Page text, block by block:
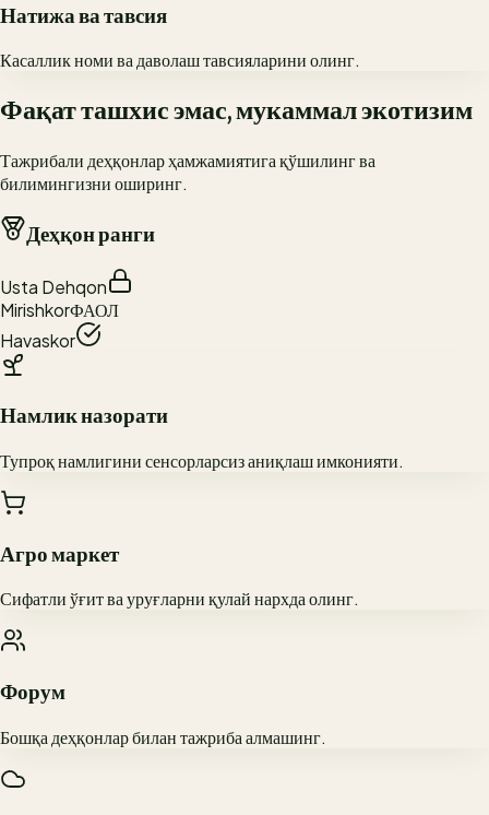
Натижа ва тавсия
Касаллик номи ва даволаш тавсияларини олинг.
Фақат ташхис эмас, мукаммал экотизим
Тажрибали деҳқонлар ҳамжамиятига қўшилинг ва
билимингизни оширинг.
Деҳқон ранги
Usta Dehqon
MirishkorФАОЛ
Havaskor
Намлик назорати
Тупроқ намлигини сенсорларсиз аниқлаш имконияти.
Агро маркет
Сифатли ўғит ва уруғларни қулай нархда олинг.
Форум
Бошқа деҳқонлар билан тажриба алмашинг.